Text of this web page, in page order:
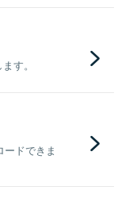
す。
ドできま